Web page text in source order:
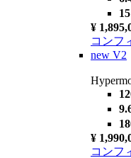
¥
コンフ
new V2
¥
コンフ